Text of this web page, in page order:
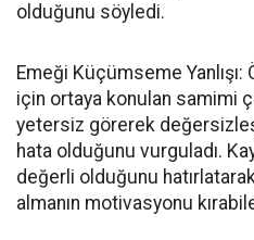
olduğunu söyledi.
Emeği Küçümseme Yanlışı:
için ortaya konulan samimi
yetersiz görerek
hata olduğunu vurguladı.
değerli olduğunu
almanın motivasyonu